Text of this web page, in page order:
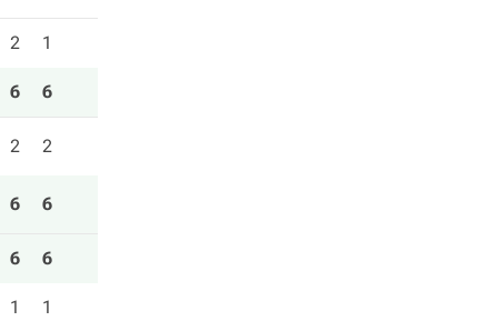
2 1
6 6
2 2
6 6
6 6
1 1